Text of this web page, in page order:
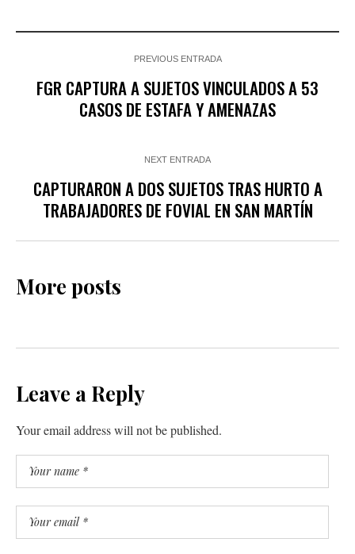
PREVIOUS ENTRADA
FGR CAPTURA A SUJETOS VINCULADOS A 53
CASOS DE ESTAFA Y AMENAZAS
NEXT ENTRADA
CAPTURARON A DOS SUJETOS TRAS HURTO A
TRABAJADORES DE FOVIAL EN SAN MARTÍN
More posts
Leave a Reply
Your email address will not be published.